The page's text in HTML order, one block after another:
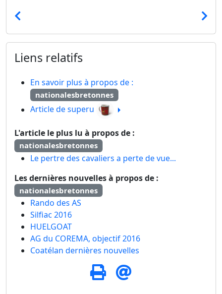
Liens relatifs
En savoir plus à propos de :
nationalesbretonnes
Article de superu
L'article le plus lu à propos de :
nationalesbretonnes
Le pertre des cavaliers a perte de vue...
Les dernières nouvelles à propos de :
nationalesbretonnes
Rando des AS
Silfiac 2016
HUELGOAT
AG du COREMA, objectif 2016
Coatélan dernières nouvelles